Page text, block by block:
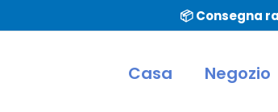
📦 Consegna
Casa Negozio